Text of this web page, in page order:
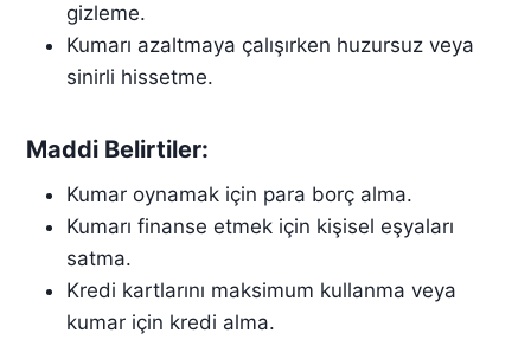
gizleme.
Kumarı azaltmaya çalışırken huzursuz veya
sinirli hissetme.
Maddi Belirtiler:
Kumar oynamak için para borç alma.
Kumarı finanse etmek için kişisel eşyaları
satma.
Kredi kartlarını maksimum kullanma veya
kumar için kredi alma.